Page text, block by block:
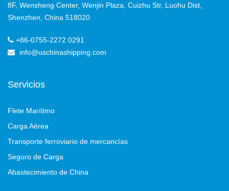
8F, Wensheng Center, Wenjin Plaza, Cuizhu Str, Luohu Dist,
Shenzhen, China 518020
+86-0755-2272 0291
info@uschinashipping.com
Servicios
Flete Marítimo
Carga Aérea
Transporte ferroviario de mercancías
Seguro de Carga
Abastecimiento de China